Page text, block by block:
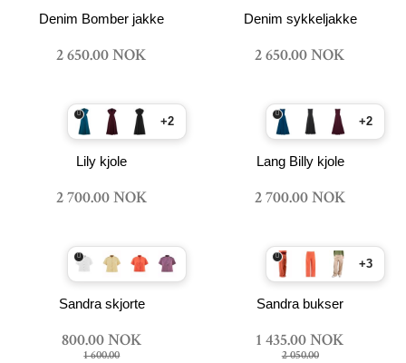
Denim Bomber jakke
2 650.00 NOK
Denim sykkeljakke
2 650.00 NOK
+2
Lily kjole
2 700.00 NOK
+2
Lang Billy kjole
2 700.00 NOK
Sandra skjorte
800.00 NOK
1 600.00
+3
Sandra bukser
1 435.00 NOK
2 050.00